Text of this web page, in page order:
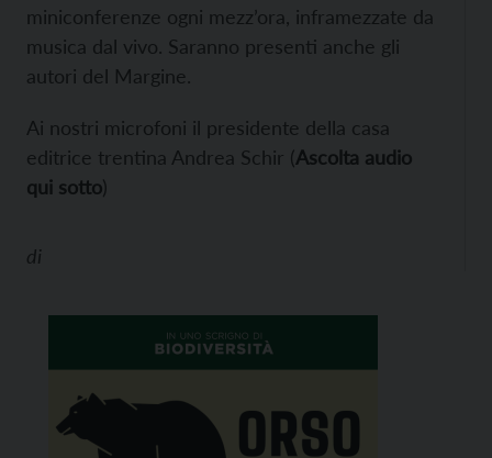
miniconferenze ogni mezz’ora, inframezzate da
musica dal vivo. Saranno presenti anche gli
autori del Margine.
Ai nostri microfoni il presidente della casa
editrice trentina Andrea Schir (Ascolta audio
qui sotto)
di